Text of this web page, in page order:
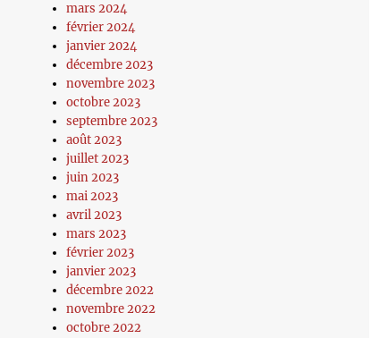
mars 2024
février 2024
janvier 2024
décembre 2023
novembre 2023
octobre 2023
septembre 2023
août 2023
juillet 2023
juin 2023
mai 2023
avril 2023
mars 2023
février 2023
janvier 2023
décembre 2022
novembre 2022
octobre 2022